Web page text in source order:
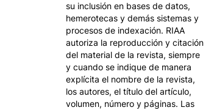
su inclusión en bases de datos,
hemerotecas y demás sistemas y
procesos de indexación. RIAA
autoriza la reproducción y citación
del material de la revista, siempre
y cuando se indique de manera
explícita el nombre de la revista,
los autores, el título del artículo,
volumen, número y páginas. Las